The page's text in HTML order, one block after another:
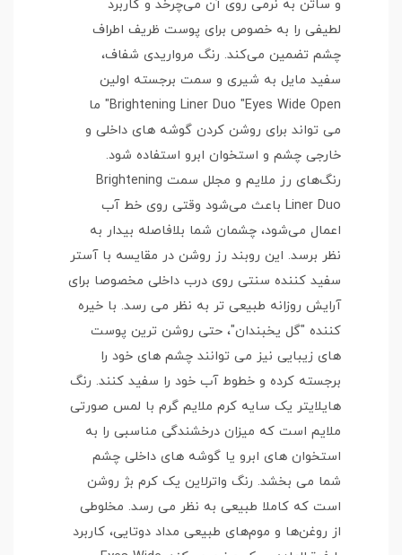
و ساتن به نرمی روی آن می‌چرخد و کاربرد
لطیفی را به خصوص برای پوست ظریف اطراف
چشم تضمین می‌کند. رنگ مرواریدی شفاف،
سفید مایل به شیری و سمت برجسته اولین
Brightening Liner Duo "Eyes Wide Open" ما
می تواند برای روشن کردن گوشه های داخلی و
خارجی چشم و استخوان ابرو استفاده شود.
رنگ‌های رز ملایم و مجلل سمت Brightening
Liner Duo باعث می‌شود وقتی روی خط آب
اعمال می‌شود، چشمان شما بلافاصله بیدار به
نظر برسد. این روبند رز روشن در مقایسه با آستر
سفید کننده سنتی روی درب داخلی مخصوصا برای
آرایش روزانه طبیعی تر به نظر می رسد. با خیره
کننده "گل یخبندان"، حتی روشن ترین پوست
های زیبایی نیز می توانند چشم های خود را
برجسته کرده و خطوط آب خود را سفید کنند. رنگ
هایلایتر یک سایه کرم ملایم گرم با لمس صورتی
ملایم است که میزان درخشندگی مناسبی را به
استخوان های ابرو یا گوشه های داخلی چشم
شما می بخشد. رنگ واترلاین یک کرم بژ روشن
است که کاملا طبیعی به نظر می رسد. مخلوطی
از روغن‌ها و موم‌های طبیعی مداد دوتایی، کاربرد